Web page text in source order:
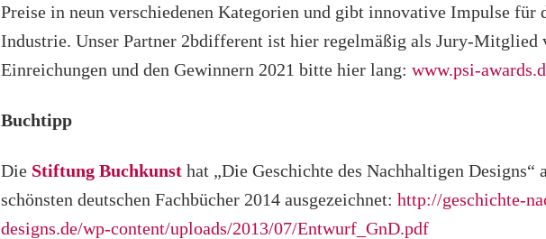
Preise in neun verschiedenen Kategorien und gibt innovative Impulse für
Industrie. Unser Partner 2bdifferent ist hier regelmäßig als Jury-Mitglied
Einreichungen und den Gewinnern 2021 bitte hier lang: www.psi-
Buchtipp
Die Stiftung Buchkunst hat „Die Geschichte des Nachhaltigen Designs“
schönsten deutschen Fachbücher 2014 ausgezeichnet: http://geschichte-
designs.de/wp-content/uploads/2013/07/Entwurf_GnD.pdf